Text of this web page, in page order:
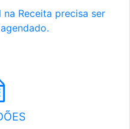
Receita precisa ser